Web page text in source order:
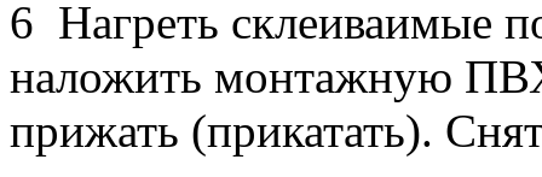
6 Нагреть склеиваимые
наложить монтажную
прижать (прикатать).